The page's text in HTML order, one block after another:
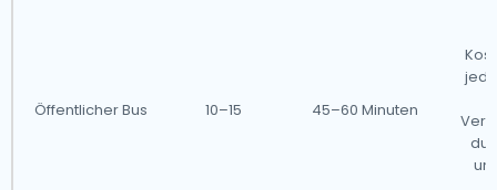
Öffentlicher Bus 10–15 45–60 Minuten